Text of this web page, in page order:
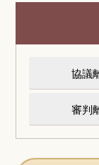
協議
審判